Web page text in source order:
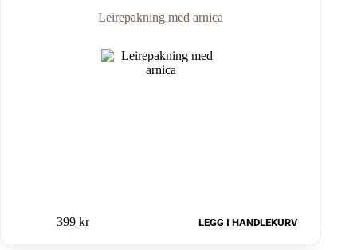
Leirepakning med arnica
399 kr LEGG I HANDLEKURV